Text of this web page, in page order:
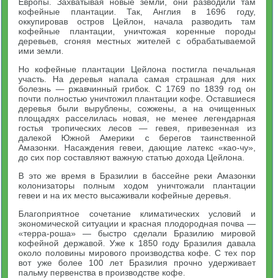
кофейные плантации. Так, Англия в 1696 году,
оккупировав остров Цейлон, начала разводить там
кофейные плантации, уничтожая коренные породы
деревьев, сгоняя местных жителей с обрабатываемой
ими земли.
Но кофейные плантации Цейлона постигла печальная
участь. На деревья напала самая страшная для них
болезнь — ржавчинный грибок. С 1769 по 1839 год он
почти полностью уничтожил плантации кофе. Оставшиеся
деревья были вырублены, сожжены, а на очищенных
площадях расселилась новая, не менее легендарная
гостья тропических лесов — гевея, привезенная из
далекой Южной Америки с берегов таинственной
Амазонки. Насаждения гевеи, дающие латекс «као-чу»,
до сих пор составляют важную статью дохода Цейлона.
В это же время в Бразилии в бассейне реки Амазонки
колонизаторы полным ходом уничтожали плантации
гевеи и на их место высаживали кофейные деревья.
Благоприятное сочетание климатических условий и
экономической ситуации и красная плодородная почва —
«терра-роша» — быстро сделали Бразилию мировой
кофейной державой. Уже к 1850 году Бразилия давала
около половины мирового производства кофе. С тех пор
вот уже более 100 лет Бразилия прочно удерживает
пальму первенства в производстве кофе.